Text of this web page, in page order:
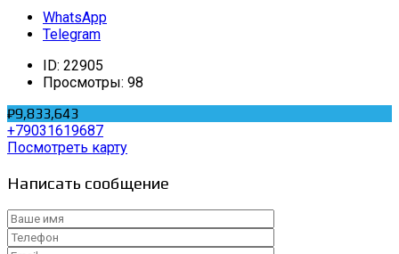
WhatsApp
Telegram
ID: 22905
Просмотры: 98
₽9,833,643
+79031619687
Посмотреть карту
Написать сообщение